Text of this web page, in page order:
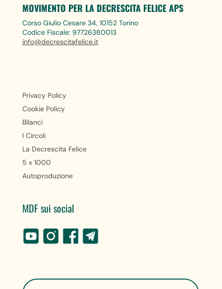
MOVIMENTO PER LA DECRESCITA FELICE APS
Corso Giulio Cesare 34, 10152 Torino
Codice Fiscale: 97726380013
info@decrescitafelice.it
Privacy Policy
Cookie Policy
Bilanci
I Circoli
La Decrescita Felice
5 x 1000
Autoproduzione
MDF sui social